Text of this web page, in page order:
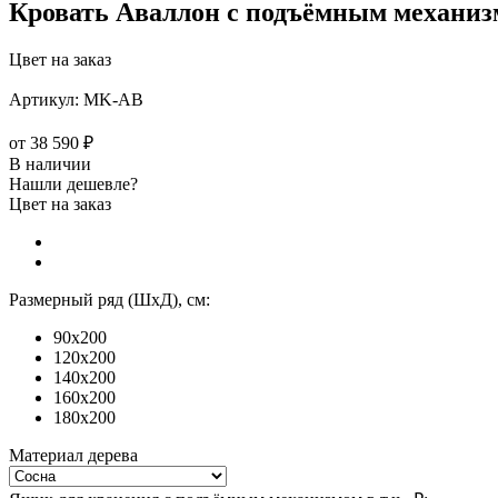
Кровать Аваллон с подъёмным
Цвет на заказ
Артикул: MK-АВ
от 38 590 ₽
В наличии
Нашли дешевле?
Цвет на заказ
Размерный ряд (ШхД), см:
90x200
120x200
140x200
160x200
180x200
Материал дерева